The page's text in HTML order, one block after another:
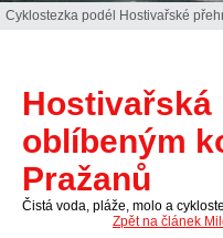
Cyklostezka podél Hostivařské
Hostivařská
oblíbeným
Pražanů
Čistá voda, pláže, molo a
Zpět na článek